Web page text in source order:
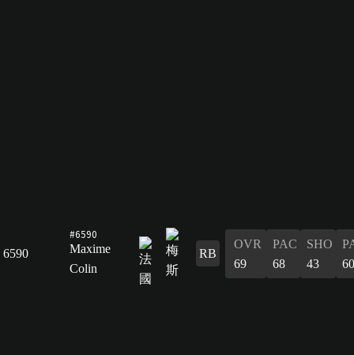
6590
#6590
Maxime
Colin
RB
OVR
69
PAC
68
SHO
43
60